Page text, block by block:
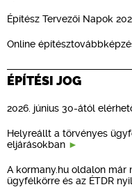
Építész Tervezői Napok
Online
ÉPÍTÉSI JOG
2026. június 30-ától
Helyreállt a törvényes
eljárásokban
A kormany.hu oldalon már
ügyfélkörre és az ÉTDR